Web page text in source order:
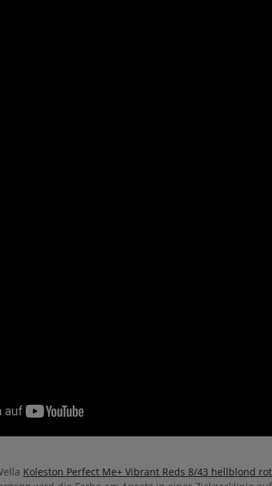
Koleston Perfect Me+ Vibrant Reds 8/43 hellblond